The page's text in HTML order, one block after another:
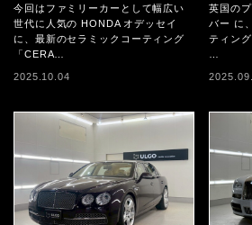
ーティング施工
今回はファミリーカーとして幅広い
世代に人気の HONDA オデッセイ
に、最新のセラミックコーティング
「CERA…
2025.10.04
英国の
バー に
ティン